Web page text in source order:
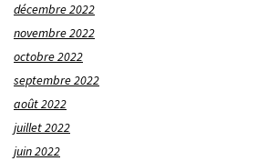
décembre 2022
novembre 2022
octobre 2022
septembre 2022
août 2022
juillet 2022
juin 2022